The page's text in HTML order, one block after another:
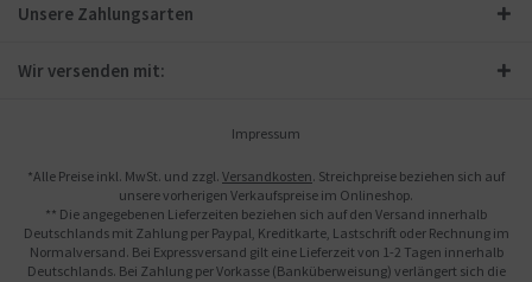
Unsere Zahlungsarten
Wir versenden mit:
Impressum
*Alle Preise inkl. MwSt. und zzgl. Versandkosten. Streichpreise beziehen sich auf
unsere vorherigen Verkaufspreise im Onlineshop.
** Die angegebenen Lieferzeiten beziehen sich auf den Versand innerhalb
Deutschlands mit Zahlung per Paypal, Kreditkarte, Lastschrift oder Rechnung im
Normalversand. Bei Expressversand gilt eine Lieferzeit von 1-2 Tagen innerhalb
Deutschlands. Bei Zahlung per Vorkasse (Banküberweisung) verlängert sich die